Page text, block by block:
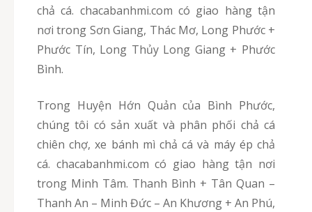
chả cá. chacabanhmi.com có giao hàng tận
nơi trong Sơn Giang, Thác Mơ, Long Phước +
Phước Tín, Long Thủy Long Giang + Phước
Bình.
Trong Huyện Hớn Quản của Bình Phước,
chúng tôi có sản xuất và phân phối chả cá
chiên chợ, xe bánh mì chả cá và máy ép chả
cá. chacabanhmi.com có giao hàng tận nơi
trong Minh Tâm. Thanh Bình + Tân Quan –
Thanh An – Minh Đức – An Khương + An Phú,